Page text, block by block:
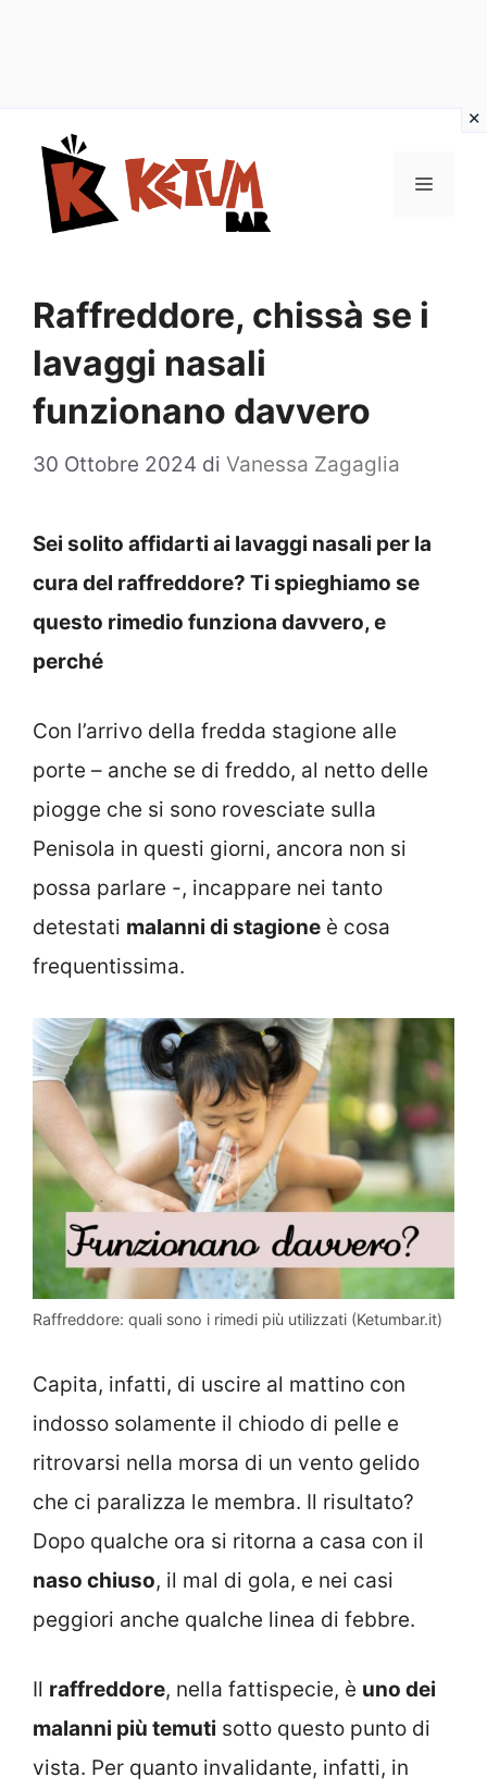
contenuto
Menu
Raffreddore, chissà se i
lavaggi nasali
funzionano davvero
30 Ottobre 2024 di Vanessa Zagaglia
Sei solito affidarti ai lavaggi nasali per la
cura del raffreddore? Ti spieghiamo se
questo rimedio funziona davvero, e
perché
Con l’arrivo della fredda stagione alle
porte – anche se di freddo, al netto delle
piogge che si sono rovesciate sulla
Penisola in questi giorni, ancora non si
possa parlare -, incappare nei tanto
detestati malanni di stagione è cosa
frequentissima.
Raffreddore: quali sono i rimedi più utilizzati (Ketumbar.it)
Capita, infatti, di uscire al mattino con
indosso solamente il chiodo di pelle e
ritrovarsi nella morsa di un vento gelido
che ci paralizza le membra. Il risultato?
Dopo qualche ora si ritorna a casa con il
naso chiuso, il mal di gola, e nei casi
peggiori anche qualche linea di febbre.
Il raffreddore, nella fattispecie, è uno dei
malanni più temuti sotto questo punto di
vista. Per quanto invalidante, infatti, in